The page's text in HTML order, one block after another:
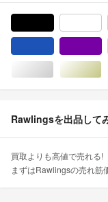
シルバー/銀
Rawlingsを出品して
買取よりも高値で売れる!
まずはRawlingsの売れ筋